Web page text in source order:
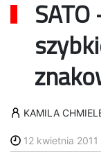
KAMILA
12 kwietnia 2011